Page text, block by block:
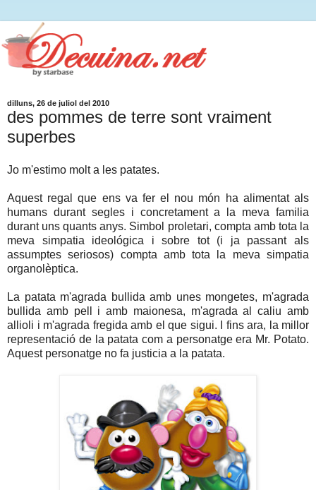
dilluns, 26 de juliol del 2010
des pommes de terre sont vraiment
superbes
Jo m'estimo molt a les patates.
Aquest regal que ens va fer el nou món ha alimentat als
humans durant segles i concretament a la meva familia
durant uns quants anys. Simbol proletari, compta amb tota la
meva simpatia ideológica i sobre tot (i ja passant als
assumptes seriosos) compta amb tota la meva simpatia
organolèptica.
La patata m'agrada bullida amb unes mongetes, m'agrada
bullida amb pell i amb maionesa, m'agrada al caliu amb
allioli i m'agrada fregida amb el que sigui. I fins ara, la millor
representació de la patata com a personatge era Mr. Potato.
Aquest personatge no fa justicia a la patata.